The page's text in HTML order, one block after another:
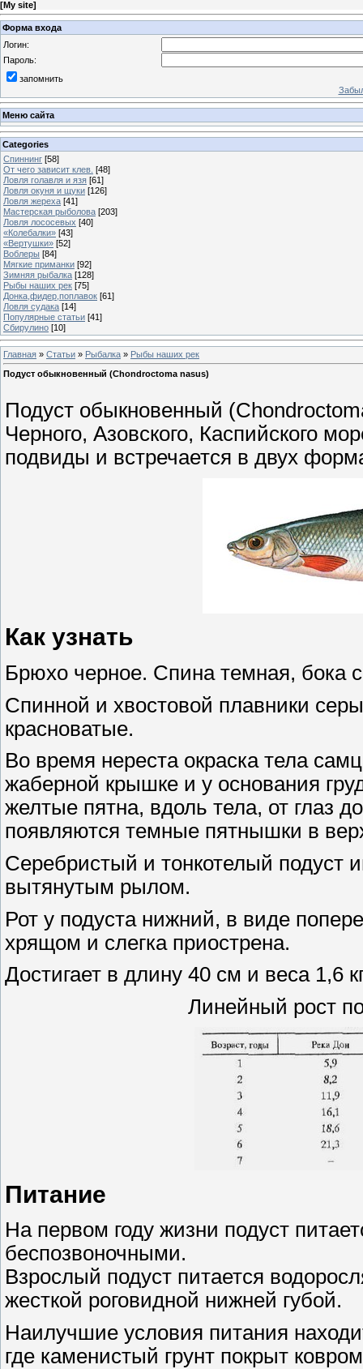
[My site]
Форма входа
Логин:
Пароль:
запомнить
Меню сайта
Categories
Спиннинг [58]
От чего зависит клев. [48]
Ловля голавля и язя [61]
Ловля окуня и щуки [126]
Ловля жереха [41]
Мастерская рыболова [203]
Ловля лососевых [40]
«Колебалки» [43]
«Вертушки» [52]
Воблеры [84]
Мягкие приманки [92]
Зимняя рыбалка [128]
Рыбы наших рек [75]
Донка,фидер,поплавок [61]
Ловля судака [14]
Популярные статьи [41]
Сбирулино [10]
Главная » Статьи » Рыбалка » Рыбы наших рек
Подуст обыкновенный (Chondroctoma nasus)
Подуст обыкновенный
Черного, Азовского, Каспийского
подвиды и встречается в двух
Как узнать
Брюхо черное. Спина темная, бока
Спинной и хвостовой плавники
красноватые.
Во время нереста окраска тела
жаберной крышке и у основания
желтые пятна, вдоль тела, от глаз
появляются темные пятнышки в
Серебристый и тонкотелый подуст
вытянутым рылом.
Рот у подуста нижний, в виде
хрящом и слегка приострена.
Достигает в длину 40 см и веса 1,6
Линейный рост
Питание
На первом году жизни подуст
беспозвоночными.
Взрослый подуст питается
жесткой роговидной нижней губой.
Наилучшие условия питания
где каменистый грунт покрыт